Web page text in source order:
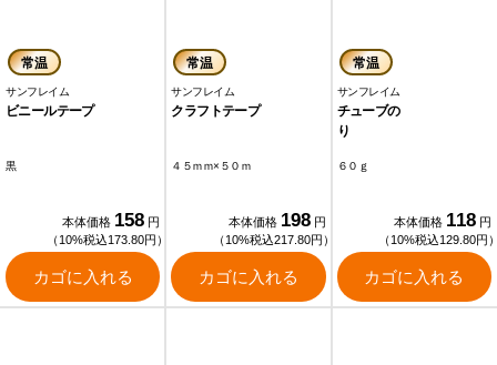
常温
サンフレイム
ビニールテープ
黒
本体価格 158 円
（10%税込173.80円）
カゴに入れる
常温
サンフレイム
クラフトテープ
４５ｍｍ×５０ｍ
本体価格 198 円
（10%税込217.80円）
カゴに入れる
常温
サンフレイム
チューブの
６０ｇ
本体価格 118 円
（10%税込129.80円
カゴに入れる